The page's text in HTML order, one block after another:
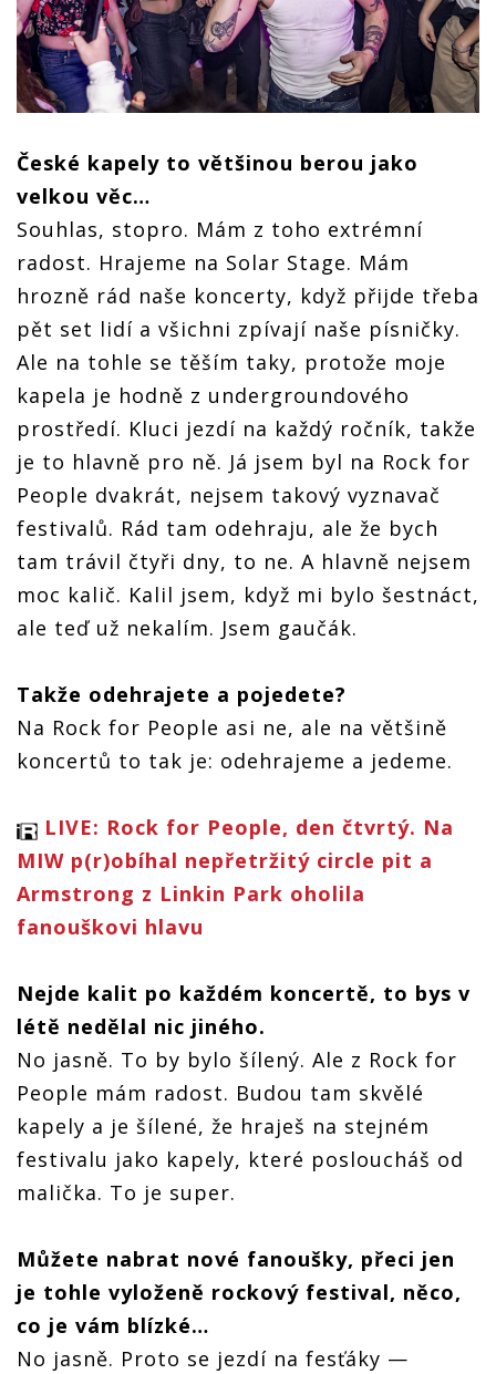
České kapely to většinou berou jako
velkou věc…
Souhlas, stopro. Mám z toho extrémní
radost. Hrajeme na Solar Stage. Mám
hrozně rád naše koncerty, když přijde třeba
pět set lidí a všichni zpívají naše písničky.
Ale na tohle se těším taky, protože moje
kapela je hodně z undergroundového
prostředí. Kluci jezdí na každý ročník, takže
je to hlavně pro ně. Já jsem byl na Rock for
People dvakrát, nejsem takový vyznavač
festivalů. Rád tam odehraju, ale že bych
tam trávil čtyři dny, to ne. A hlavně nejsem
moc kalič. Kalil jsem, když mi bylo šestnáct,
ale teď už nekalím. Jsem gaučák.
Takže odehrajete a pojedete?
Na Rock for People asi ne, ale na většině
koncertů to tak je: odehrajeme a jedeme.
LIVE: Rock for People, den čtvrtý. Na
MIW p(r)obíhal nepřetržitý circle pit a
Armstrong z Linkin Park oholila
fanouškovi hlavu
Nejde kalit po každém koncertě, to bys v
létě nedělal nic jiného.
No jasně. To by bylo šílený. Ale z Rock for
People mám radost. Budou tam skvělé
kapely a je šílené, že hraješ na stejném
festivalu jako kapely, které posloucháš od
malička. To je super.
Můžete nabrat nové fanoušky, přeci jen
je tohle vyloženě rockový festival, něco,
co je vám blízké…
No jasně. Proto se jezdí na fesťáky —